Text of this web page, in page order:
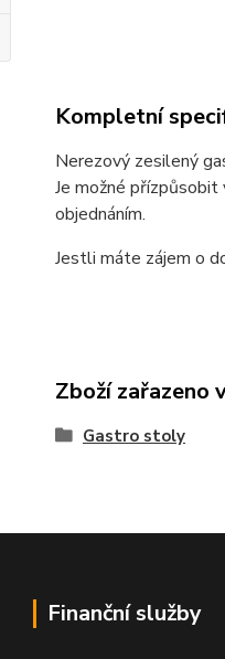
Kompletní
Nerezový zesilený
Je možné
objednáním.
Jestli máte zájem o
Zboží zařazeno
Gastro stoly
Finanční služby